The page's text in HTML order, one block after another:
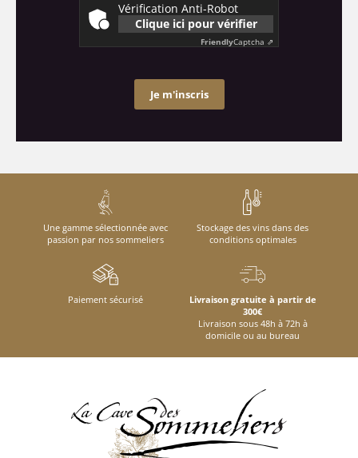
Vérification Anti-Robot
Clique ici pour vérifier
FriendlyCaptcha ⇗
Je m'inscris
Une gamme sélectionnée avec
passion par nos sommeliers
Stockage des vins dans des
conditions optimales
Paiement sécurisé
Livraison gratuite à partir de
300€
Livraison sous 48h à 72h à
domicile ou au bureau